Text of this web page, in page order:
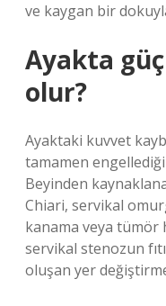
ve kaygan bir
Ayakta
olur?
Ayaktaki kuvvet
tamamen
Beyinden
Chiari, servikal
kanama veya
servikal stenozun
oluşan yer